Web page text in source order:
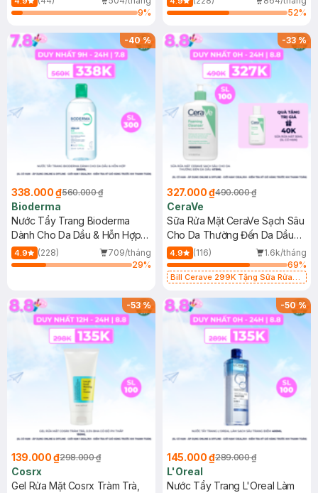
9%
52%
-40%
338.000 ₫560.000 ₫
Bioderma
Nước Tẩy Trang Bioderma
Dành Cho Da Dầu & Hỗn Hợp
500ml
4.9 (228)
709/tháng
29%
-33%
327.000 ₫490.000 ₫
CeraVe
Sữa Rửa Mặt CeraVe Sạch Sâu
Cho Da Thường Đến Da Dầu
473ml
4.9 (116)
1.6k/tháng
69%
Bill Cerave 299K Tặng Sữa Rửa
-53%
139.000 ₫298.000 ₫
Cosrx
Gel Rửa Mặt Cosrx Tràm Trà,
-50%
145.000 ₫289.000 ₫
L'Oreal
Nước Tẩy Trang L'Oreal Làm